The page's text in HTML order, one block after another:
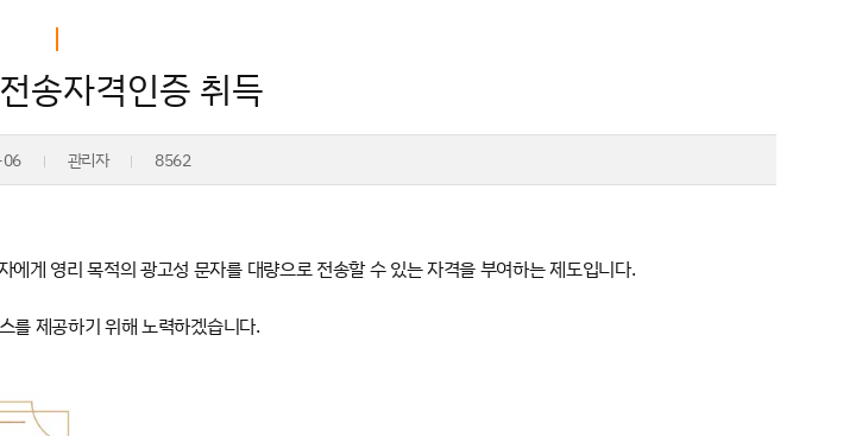
송자격인증 취득
관리자 8562
게 영리 목적의 광고성 문자를 대량으로 전송할 수 있는 자격을 부여하는 제도입니다.
를 제공하기 위해 노력하겠습니다.